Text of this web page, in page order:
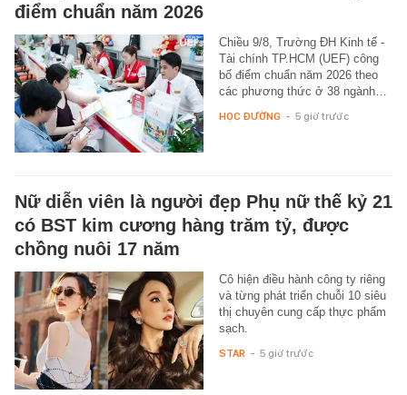
điểm chuẩn năm 2026
Chiều 9/8, Trường ĐH Kinh tế -
Tài chính TP.HCM (UEF) công
bố điểm chuẩn năm 2026 theo
các phương thức ở 38 ngành…
HỌC ĐƯỜNG - 5 giờ trước
Nữ diễn viên là người đẹp Phụ nữ thế kỷ 21
có BST kim cương hàng trăm tỷ, được
chồng nuôi 17 năm
Cô hiện điều hành công ty riêng
và từng phát triển chuỗi 10 siêu
thị chuyên cung cấp thực phẩm
sạch.
STAR - 5 giờ trước